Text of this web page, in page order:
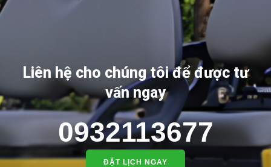
Liên hệ cho chúng tôi để được tư
vấn ngay
0932113677
ĐẶT LỊCH NGAY